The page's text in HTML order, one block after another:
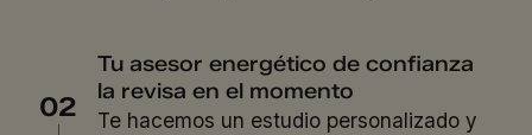
02
Tu asesor energético de confianza
la revisa en el momento
Te hacemos un estudio personalizado y